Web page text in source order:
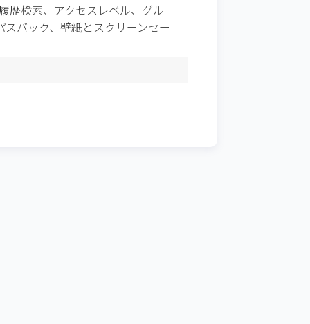
歴検索、アクセスレベル、グル
バック、壁紙とスクリーンセー